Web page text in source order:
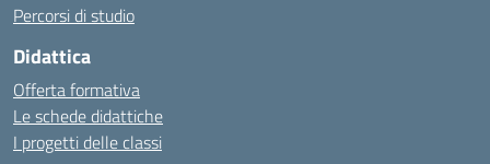
Percorsi di studio
Didattica
Offerta formativa
Le schede didattiche
I progetti delle classi